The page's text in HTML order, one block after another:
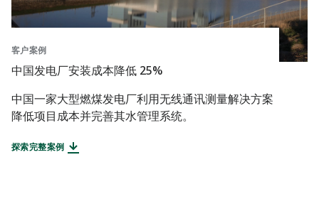
客户案例
中国发电厂安装成本降低 25%
中国一家大型燃煤发电厂利用无线通讯测量解决方案
降低项目成本并完善其水管理系统。
探索完整案例